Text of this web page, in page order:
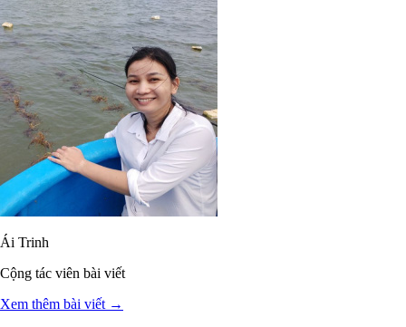
Ái Trinh
Cộng tác viên bài viết
Xem thêm bài viết →